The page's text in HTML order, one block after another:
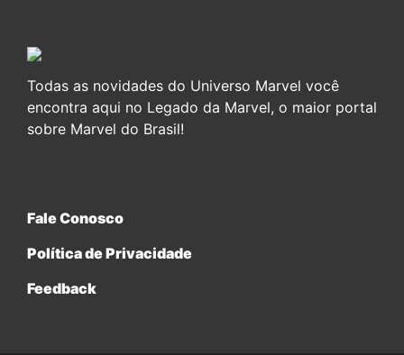
Todas as novidades do Universo Marvel você
encontra aqui no Legado da Marvel, o maior portal
sobre Marvel do Brasil!
Fale Conosco
Política de Privacidade
Feedback